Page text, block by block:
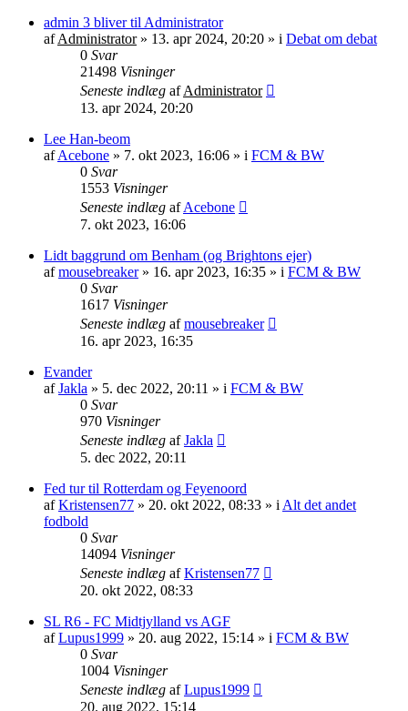
admin 3 bliver til Administrator
afAdministrator» 13. apr 2024, 20:20 » i Debat om debat
0 Svar
21498 Visninger
Seneste indlæg afAdministrator
13. apr 2024, 20:20
Lee Han-beom
afAcebone » 7. okt 2023, 16:06 » i FCM & BW
0 Svar
1553 Visninger
Seneste indlæg afAcebone
7. okt 2023, 16:06
Lidt baggrund om Benham (og Brightons ejer)
afmousebreaker» 16. apr 2023, 16:35 » i FCM & BW
0 Svar
1617 Visninger
Seneste indlæg afmousebreaker
16. apr 2023, 16:35
Evander
afJakla » 5. dec 2022, 20:11 » i FCM & BW
0 Svar
970 Visninger
Seneste indlæg afJakla
5. dec 2022, 20:11
Fed tur til Rotterdam og Feyenoord
afKristensen77 » 20. okt 2022, 08:33 » i Alt det andet
fodbold
0 Svar
14094 Visninger
Seneste indlæg afKristensen77
20. okt 2022, 08:33
SL R6 - FC Midtjylland vs AGF
afLupus1999 » 20. aug 2022, 15:14 » i FCM & BW
0 Svar
1004 Visninger
Seneste indlæg afLupus1999
20. aug 2022, 15:14